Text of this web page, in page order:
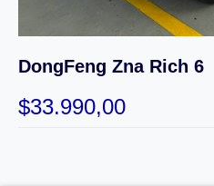
DongFeng Zna Rich 6
$33.990,00